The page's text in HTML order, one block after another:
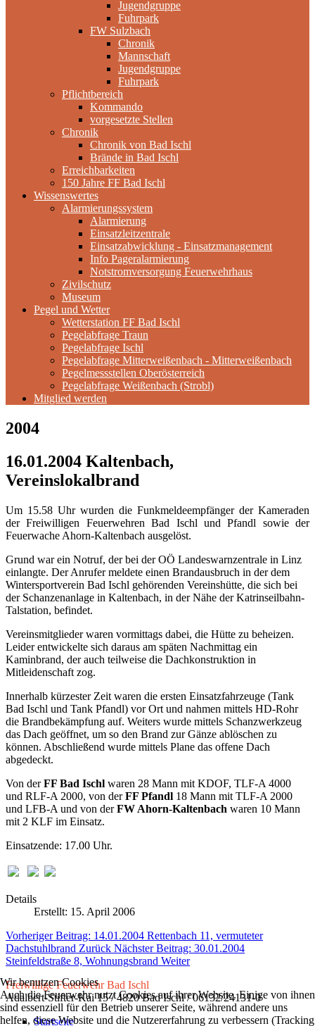
Jugendgruppe
Fuhrpark
FW Sulzbach
Chronik
Mannschaft
Jugendgruppe
Fuhrpark
Pflichtbereich
Kommando
vorgesetzte Stellen
Chronik
Chronik von Bad Ischl
Brände in Bad Ischl
Erreichbarkeiten
150 Jahre FF Bad Ischl
Wissenswertes
Alarmierungssystem
Alarmierung
Einsatzleitzentrale
Einsatzabwicklung - Einsatzmanagement
Info Pageralarmierung
Notstromversorgung Feuerwehrhaus
Zivilschutz
Museum
Pegel und Wetter
Wetterstation FF Bad Ischl
Pegelabfrage Traun
Pegelabfrage Ischl
Pegelabfrage Mitterweißenbach - Mitterweißenbach
Pegelmessstellen Oberösterreich
Pegelabfrage Weißenbach (Strobl)
Mitglied werden
2004
16.01.2004 Kaltenbach,
Vereinslokalbrand
Um 15.58 Uhr wurden die Funkmeldeempfänger der Kameraden
der Freiwilligen Feuerwehren Bad Ischl und Pfandl sowie der
Feuerwache Ahorn-Kaltenbach ausgelöst.
Grund war ein Notruf, der bei der OÖ Landeswarnzentrale in Linz
einlangte. Der Anrufer meldete einen Brandausbruch in der dem
Wintersportverein Bad Ischl gehörenden Vereinshütte, die sich bei
der Schanzenanlage in Kaltenbach, in der Nähe der Katrinseilbahn-
Talstation, befindet.
Vereinsmitglieder waren vormittags dabei, die Hütte zu beheizen.
Leider entwickelte sich daraus am späten Nachmittag ein
Kaminbrand, der auch teilweise die Dachkonstruktion in
Mitleidenschaft zog.
Innerhalb kürzester Zeit waren die ersten Einsatzfahrzeuge (Tank
Bad Ischl und Tank Pfandl) vor Ort und nahmen mittels HD-Rohr
die Brandbekämpfung auf. Weiters wurde mittels Schanzwerkzeug
das Dach geöffnet, um so den Brand zur Gänze ablöschen zu
können. Abschließend wurde mittels Plane das offene Dach
abgedeckt.
Von derFF Bad Ischl waren 28 Mann mit KDOF, TLF-A 4000
und RLF-A 2000, von derFF Pfandl 18 Mann mit TLF-A 2000
und LFB-A und von derFW Ahorn-Kaltenbach waren 10 Mann
mit 2 KLF im Einsatz.
Einsatzende: 17.00 Uhr.
Details
Erstellt: 15. April 2006
Vorheriger Beitrag: 14.01.2004 Rettenbach 11, vermuteter
Dachstuhlbrand Zurück Nächster Beitrag: 30.01.2004
Steinfeldstraße 8, Wohnungsbrand Weiter
Freiwillige Feuerwehr Bad Ischl
Adalbert-Stifter-Kai 15 / 4820 Bad Ischl / 06132/24131-0
Startseite
Wir benutzen Cookies
Auch die Feuerwehr nutzt Cookies auf ihrer Website. Einige von ihnen
sind essenziell für den Betrieb unserer Seite, während andere uns
helfen, diese Website und die Nutzererfahrung zu verbessern (Tracking